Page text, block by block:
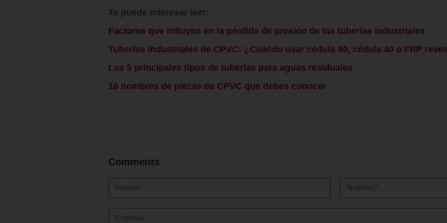
Te puede interesar leer:
Factores que influyen en la pérdida de presión de las tuberías industriales
Tuberías industriales de CPVC: ¿Cuándo usar cédula 80, cédula 40 o FRP
Los 5 principales tipos de tuberías para aguas residuales
16 nombres de piezas de CPVC que debes conocer
Nombre* Apellidos *
Empresa